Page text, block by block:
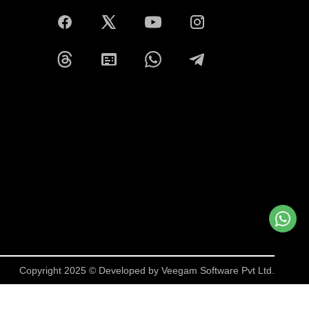
Copyright 2025 © Developed by Veegam Software Pvt Ltd.